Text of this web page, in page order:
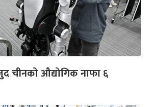
चीनको औद्योगिक नाफा ६